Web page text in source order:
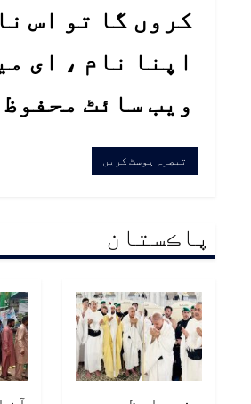
کروں گا تو اس
اپنا نام ، ای
ویب سائٹ
پاڪستان